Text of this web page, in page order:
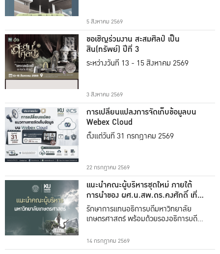
5 สิงหาคม 2569
ขอเชิญร่วมงาน สะสมศิลป์ เป็น
สิน(ทรัพย์) ปีที่ 3
ระหว่างวันที่ 13 - 15 สิงหาคม 2569
3 สิงหาคม 2569
การเปลี่ยนแปลงการจัดเก็บข้อมูลบน
Webex Cloud
ตั้งแต่วันที่ 31 กรกฎาคม 2569
22 กรกฎาคม 2569
แนะนำคณะผู้บริหารชุดใหม่ ภายใต้
การนำของ ผศ.น.สพ.ดร.คงศักดิ์ เที่ยง
ธรรม
รักษาการแทนอธิการบดีมหาวิทยาลัย
เกษตรศาสตร์ พร้อมด้วยรองอธิการบดีทั้ง
14 กรกฎาคม 2569